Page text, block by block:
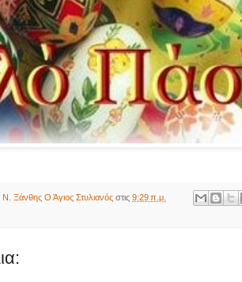
Ξάνθης Ο Άγιος Στυλιανός στις 9:29 π.μ.